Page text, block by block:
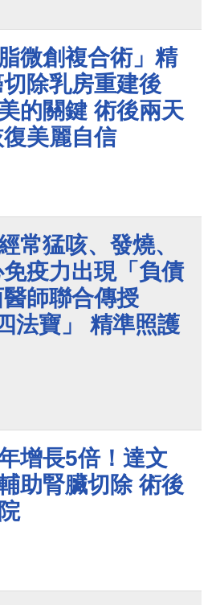
微創複合術」精
除乳房重建後
的關鍵 術後兩天
美麗自信
常猛咳、發燒、
疫力出現「負債
師聯合傳授
四法寶」 精準照護
增長5倍！達文
助腎臟切除 術後